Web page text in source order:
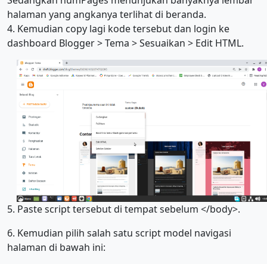
halaman yang angkanya terlihat di beranda.
4. Kemudian copy lagi kode tersebut dan login ke
dashboard Blogger > Tema > Sesuaikan > Edit HTML.
5. Paste script tersebut di tempat sebelum </body>.
6. Kemudian pilih salah satu script model navigasi
halaman di bawah ini: